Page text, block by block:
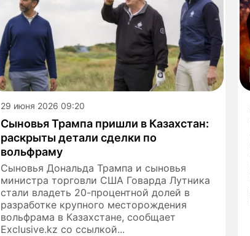
29 июня 2026 09:20
Сыновья Трампа пришли в Казахстан:
раскрыты детали сделки по
вольфраму
Сыновья Дональда Трампа и сыновья
министра торговли США Говарда Лутника
стали владеть 20-процентной долей в
разработке крупного месторождения
вольфрама в Казахстане, сообщает
Exclusive.kz со ссылкой...